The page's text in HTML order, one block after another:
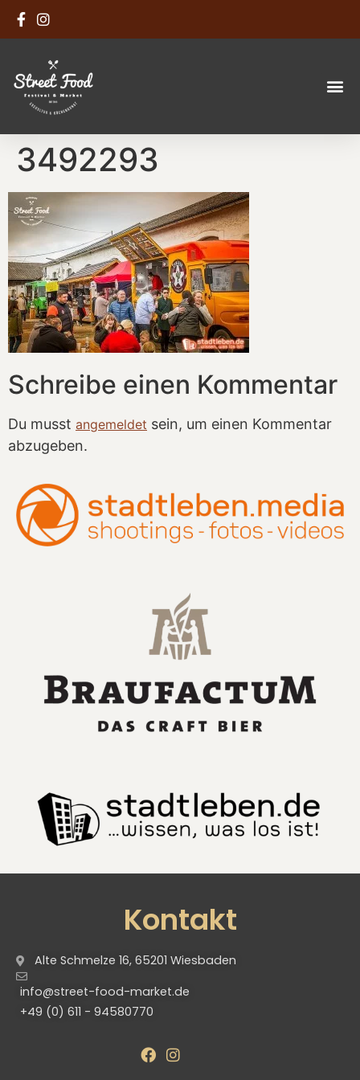
3492293
Schreibe einen Kommentar
Du musst angemeldet sein, um einen Kommentar
abzugeben.
Kontakt
Alte Schmelze 16, 65201 Wiesbaden
info@street-food-market.de
+49 (0) 611 - 94580770